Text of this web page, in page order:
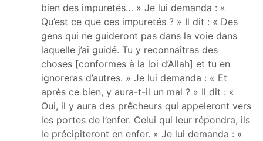
bien des impuretés… » Je lui demanda : «
Qu’est ce que ces impuretés ? » Il dit : « Des
gens qui ne guideront pas dans la voie dans
laquelle j’ai guidé. Tu y reconnaîtras des
choses [conformes à la loi d’Allah] et tu en
ignoreras d’autres. » Je lui demanda : « Et
après ce bien, y aura-t-il un mal ? » Il dit : «
Oui, il y aura des prêcheurs qui appeleront vers
les portes de l’enfer. Celui qui leur répondra, ils
le précipiteront en enfer. » Je lui demanda : «